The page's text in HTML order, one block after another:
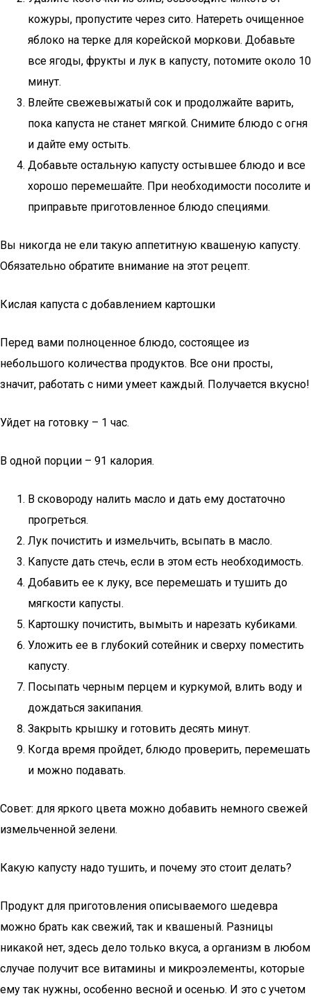
кожуры, пропустите через сито. Натереть очищенное
яблоко на терке для корейской моркови. Добавьте
все ягоды, фрукты и лук в капусту, потомите около 10
минут.
Влейте свежевыжатый сок и продолжайте варить,
пока капуста не станет мягкой. Снимите блюдо с огня
и дайте ему остыть.
Добавьте остальную капусту остывшее блюдо и все
хорошо перемешайте. При необходимости посолите и
приправьте приготовленное блюдо специями.
Вы никогда не ели такую ​​аппетитную квашеную капусту.
Обязательно обратите внимание на этот рецепт.
Кислая капуста с добавлением картошки
Перед вами полноценное блюдо, состоящее из
небольшого количества продуктов. Все они просты,
значит, работать с ними умеет каждый. Получается вкусно!
Уйдет на готовку – 1 час.
В одной порции – 91 калория.
В сковороду налить масло и дать ему достаточно
прогреться.
Лук почистить и измельчить, всыпать в масло.
Капусте дать стечь, если в этом есть необходимость.
Добавить ее к луку, все перемешать и тушить до
мягкости капусты.
Картошку почистить, вымыть и нарезать кубиками.
Уложить ее в глубокий сотейник и сверху поместить
капусту.
Посыпать черным перцем и куркумой, влить воду и
дождаться закипания.
Закрыть крышку и готовить десять минут.
Когда время пройдет, блюдо проверить, перемешать
и можно подавать.
Совет: для яркого цвета можно добавить немного свежей
измельченной зелени.
Какую капусту надо тушить, и почему это стоит делать?
Продукт для приготовления описываемого шедевра
можно брать как свежий, так и квашеный. Разницы
никакой нет, здесь дело только вкуса, а организм в любом
случае получит все витамины и микроэлементы, которые
ему так нужны, особенно весной и осенью. И это с учетом